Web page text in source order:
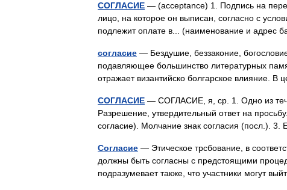
СОГЛАСИЕ — (acceptance) 1. Подпись на
лицо, на которое он выписан, согласно с
подлежит оплате в... (наименование и адрес
согласие — Бездушие, беззаконие,
подавляющее большинство литературных
отражает византийско болгарское влияние.
СОГЛАСИЕ — СОГЛАСИЕ, я, ср. 1. Одно из
Разрешение, утвердительный ответ на
согласие). Молчание знак согласия (посл.).
Согласие — Этическое трсбование, в
должны быть согласны с предстоящими
подразумевает также, что участники могут